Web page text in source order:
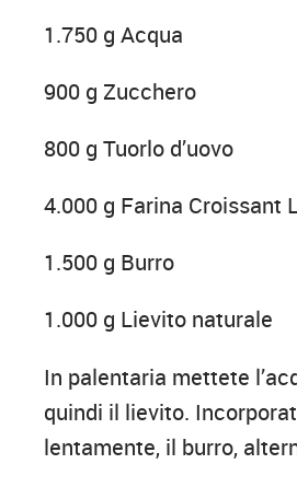
1.750 g Acqua
900 g Zucchero
800 g Tuorlo d’uovo
4.000 g Farina Croissant
1.500 g Burro
1.000 g Lievito naturale
In palentaria mettete
quindi il lievito.
lentamente, il burro,